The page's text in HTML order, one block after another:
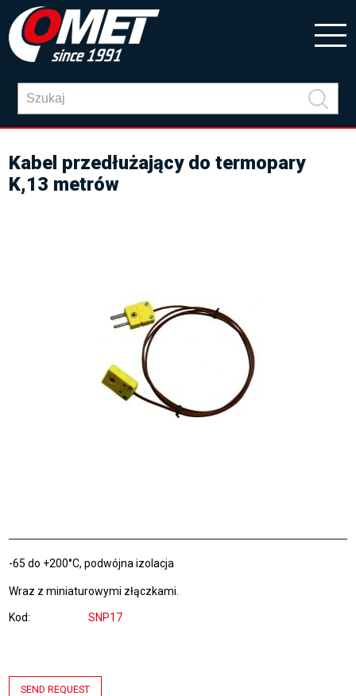
Kabel przedłużający do termopary
K,13 metrów
-65 do +200°C, podwójna izolacja
Wraz z miniaturowymi złączkami.
Kod SNP17
SEND REQUEST